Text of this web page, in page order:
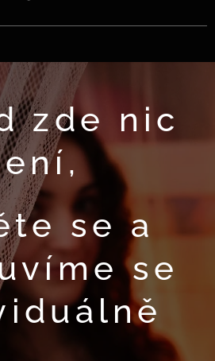
zde nic
se a
se